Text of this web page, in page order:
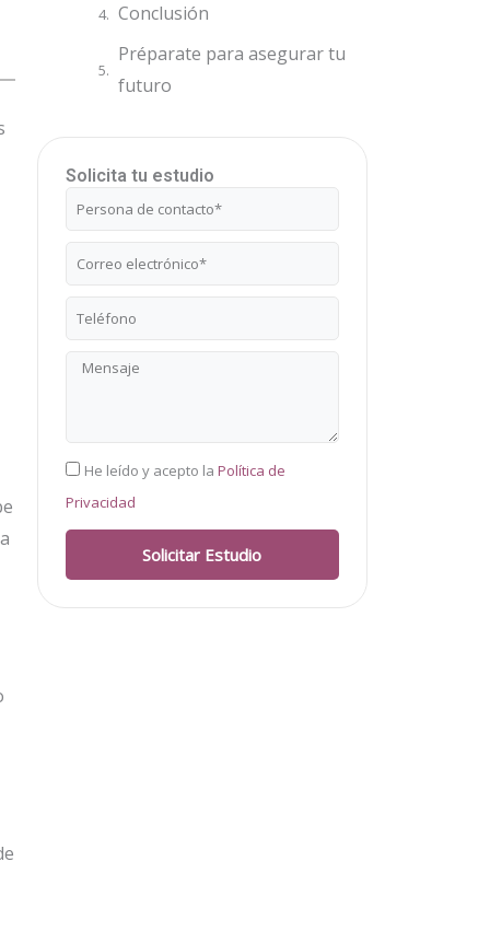
Conclusión
Préparate para asegurar tu
futuro
Solicita tu estudio
Nombre
Correo
electrónico
Teléfono
Mensaje
RGPD
He leído y acepto la Política de
Privacidad
Solicitar Estudio